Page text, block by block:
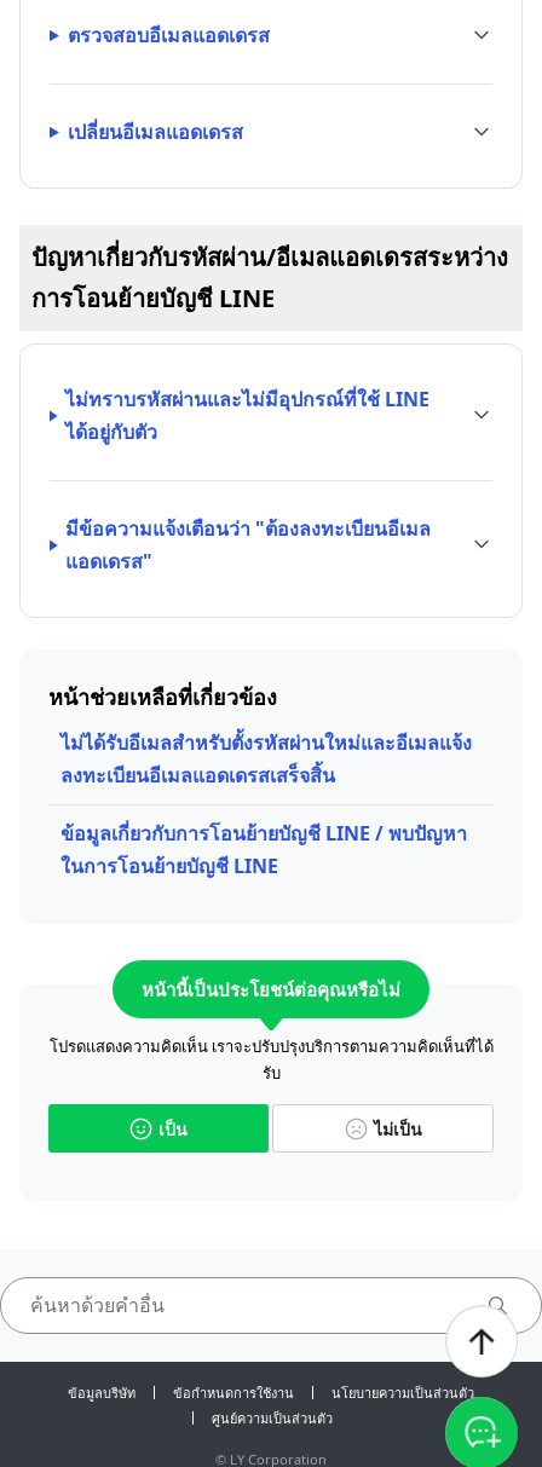
ตรวจสอบอีเมลแอดเดรส
เปลี่ยนอีเมลแอดเดรส
ปัญหาเกี่ยวกับรหัสผ่าน/อีเมลแอดเดรสระหว่าง
การโอนย้ายบัญชี LINE
ไม่ทราบรหัสผ่านและไม่มีอุปกรณ์ที่ใช้ LINE
ได้อยู่กับตัว
มีข้อความแจ้งเตือนว่า "ต้องลงทะเบียนอีเมล
แอดเดรส"
หน้าช่วยเหลือที่เกี่ยวข้อง
ไม่ได้รับอีเมลสำหรับตั้งรหัสผ่านใหม่และอีเมลแจ้ง
ลงทะเบียนอีเมลแอดเดรสเสร็จสิ้น
ข้อมูลเกี่ยวกับการโอนย้ายบัญชี LINE / พบปัญหา
ในการโอนย้ายบัญชี LINE
หน้านี้เป็นประโยชน์ต่อคุณหรือไม่
โปรดแสดงความคิดเห็น เราจะปรับปรุงบริการตามความคิดเห็นที่ได้
รับ
เป็น ไม่เป็น
ข้อมูลบริษัท ข้อกำหนดการใช้งาน
นโยบายความเป็นส่วนตัว
ศูนย์ความเป็นส่วนตัว
© LY Corporation